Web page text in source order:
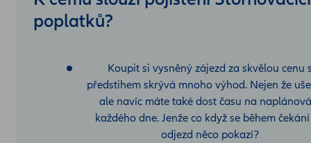
poplatků?
Koupit si vysněný zájezd za skvělou cenu
předstihem skrývá mnoho výhod. Nejen že
ale navíc máte také dost času na
každého dne. Jenže co když se během
odjezd něco pokazí?